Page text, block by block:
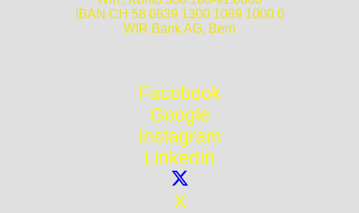
IBAN CH 58 0839 1300 1089 1000 0
WIR Bank AG, Bern
Facebook
Google
Instagram
LinkedIn
X